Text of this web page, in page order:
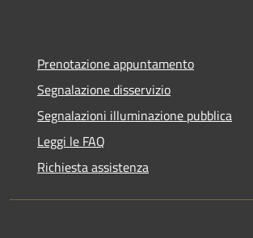
Prenotazione appuntamento
Segnalazione disservizio
Segnalazioni illuminazione pubblica
Leggi le FAQ
Richiesta assistenza